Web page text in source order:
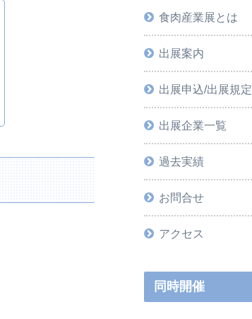
食肉産業展とは
出展案内
出展申込/出展規定
出展企業一覧
過去実績
お問合せ
アクセス
同時開催